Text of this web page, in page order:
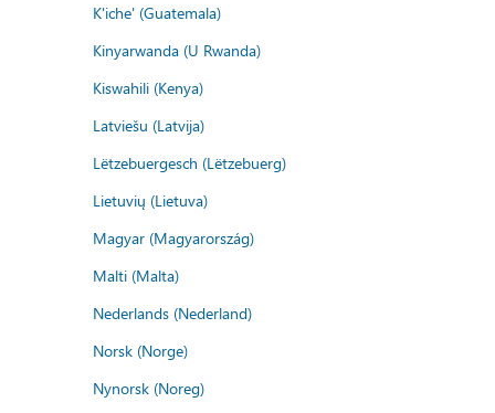
K'iche' (Guatemala)
Kinyarwanda (U Rwanda)
Kiswahili (Kenya)
Latviešu (Latvija)
Lëtzebuergesch (Lëtzebuerg)
Lietuvių (Lietuva)
Magyar (Magyarország)
Malti (Malta)
Nederlands (Nederland)
Norsk (Norge)
Nynorsk (Noreg)